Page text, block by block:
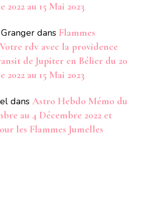
2022 au 15 Mai 2023
dans Flammes
rdv avec la providence
de Jupiter en Bélier du 20
2022 au 15 Mai 2023
dans Astro Hebdo Mémo du
au 4 Décembre 2022 et
les Flammes Jumelles